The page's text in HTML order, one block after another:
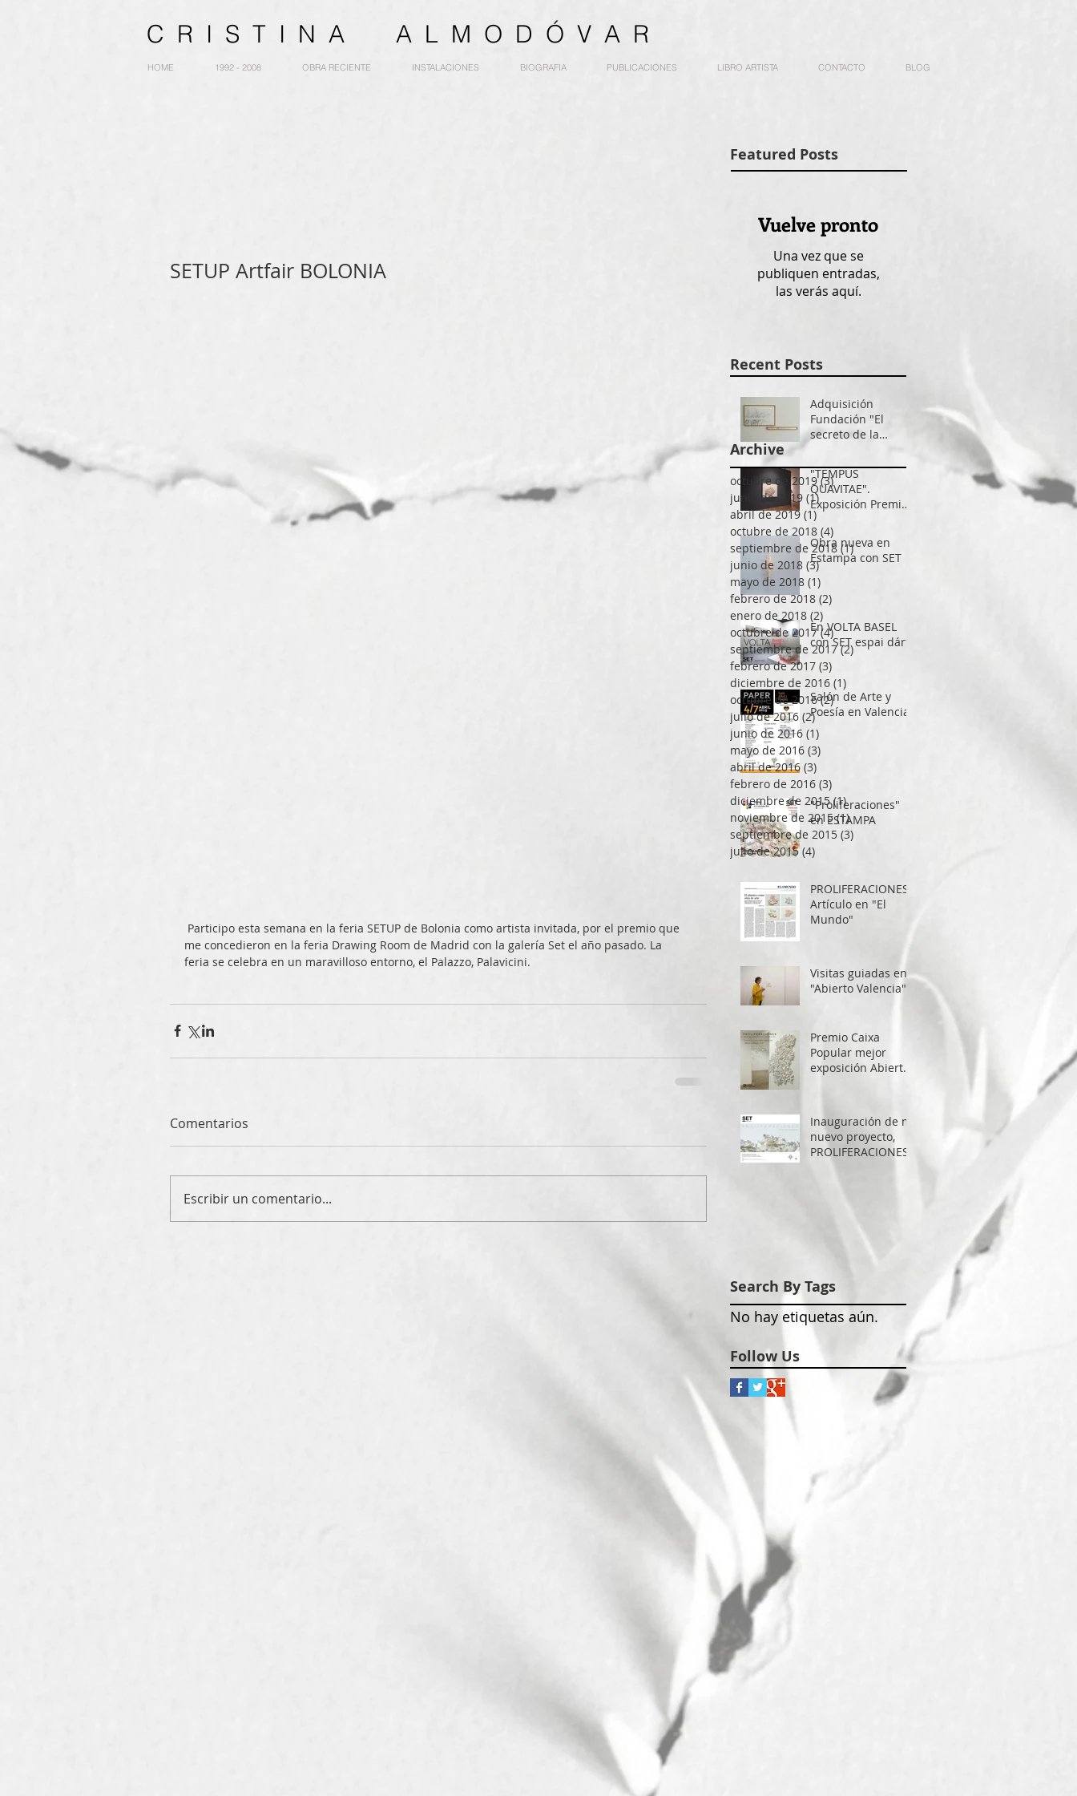
C R I S T I N A A L M O D Ó V A R
HOME 1992 - 2008 OBRA RECIENTE INSTALACIONES BIOGRAFIA PUBLICACIONES LIBRO ARTISTA CONTACTO BLOG
Featured Posts
SETUP Artfair BOLONIA
me concedieron en la feria Drawing Room de Madrid con la galería Set el año pasado. La
feria se celebra en un maravilloso entorno, el Palazzo, Palavicini.
Comentarios
Escribir un comentario...
Vuelve pronto
Una vez que se
publiquen entradas,
las verás aquí.
Recent Posts
Adquisición
Fundación "El
secreto de la
"TEMPUS
QUAVITAE".
Exposición Premio
Cañada Blanch
Obra nueva en
Estampa con SET
En VOLTA BASEL
con SET espai dárt
Salón de Arte y
Poesía en Valencia
"Proliferaciones"
en ESTAMPA
PROLIFERACIONES.
Artículo en "El
Mundo"
Visitas guiadas en
"Abierto Valencia"
Premio Caixa
Popular mejor
exposición Abierto
Inauguración de mi
nuevo proyecto,
PROLIFERACIONES
octubre de 2019 (3)3 entradas
junio de 2019 (1)1 entrada
abril de 2019 (1) 1 entrada
octubre de 2018 (4)
septiembre de 2018 (1)1 entrada
junio de 2018 (3)3 entradas
mayo de 2018 (1)
febrero de 2018 (2)
enero de 2018 (2)
octubre de 2017 (4)4 entradas
septiembre de 2017 (2)2 entradas
febrero de 2017 (3)
diciembre de 2016 (1)
octubre de 2016 (2)2 entradas
julio de 2016 (2)2 entradas
junio de 2016 (1)
mayo de 2016 (3)
abril de 2016 (3)
febrero de 2016 (3)
diciembre de 2015 (1)1 entrada
noviembre de 2015 (1)1 entrada
septiembre de 2015 (3)
julio de 2015 (4)
Archive
Search By Tags
No hay etiquetas aún.
Follow Us